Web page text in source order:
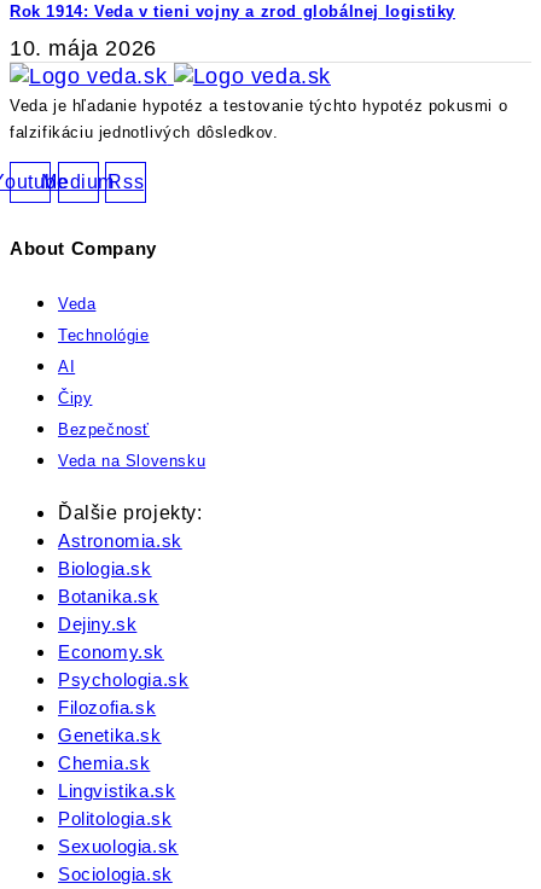
Rok 1914: Veda v tieni vojny a zrod globálnej logistiky
10. mája 2026
Veda je hľadanie hypotéz a testovanie týchto hypotéz pokusmi o
falzifikáciu jednotlivých dôsledkov.
MediumRss
About Company
Veda
Technológie
AI
Čipy
Bezpečnosť
Veda na Slovensku
Ďalšie projekty:
Astronomia.sk
Biologia.sk
Botanika.sk
Dejiny.sk
Economy.sk
Psychologia.sk
Filozofia.sk
Genetika.sk
Chemia.sk
Lingvistika.sk
Politologia.sk
Sexuologia.sk
Sociologia.sk